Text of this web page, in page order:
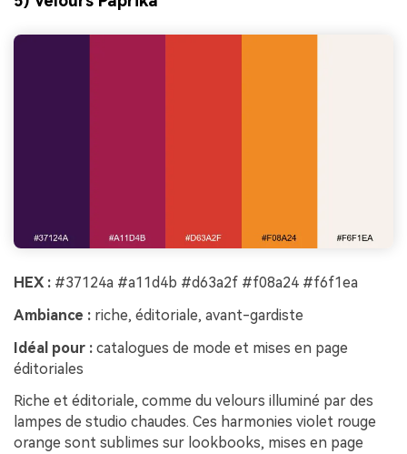
HEX : #37124a #a11d4b #d63a2f #f08a24 #f6f1ea
Ambiance : riche, éditoriale, avant-gardiste
Idéal pour : catalogues de mode et mises en page
éditoriales
Riche et éditoriale, comme du velours illuminé par des
lampes de studio chaudes. Ces harmonies violet rouge
orange sont sublimes sur lookbooks, mises en page